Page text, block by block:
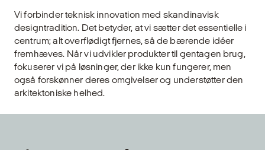
Vi forbinder teknisk innovation med skandinavisk
designtradition. Det betyder, at vi sætter det essentielle i
centrum; alt overflødigt fjernes, så de bærende idéer
fremhæves. Når vi udvikler produkter til gentagen brug,
fokuserer vi på løsninger, der ikke kun fungerer, men
også forskønner deres omgivelser og understøtter den
arkitektoniske helhed.